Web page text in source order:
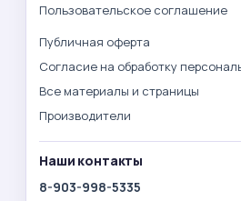
Пользовательское соглашение
Публичная оферта
Согласие на обработку
Все материалы и страницы
Производители
Наши контакты
8-903-998-5335